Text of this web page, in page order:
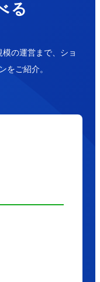
る
の運営まで、ショ
をご紹介。